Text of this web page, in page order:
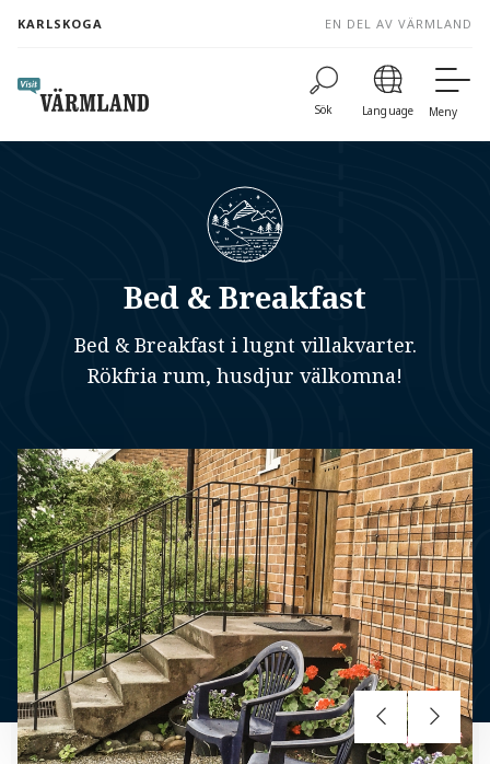
content
KARLSKOGA EN DEL AV VÄRMLAND
Sök Language Meny
Bed & Breakfast
Bed & Breakfast i lugnt villakvarter.
Rökfria rum, husdjur välkomna!